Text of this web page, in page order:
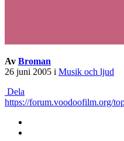
Av Broman
26 juni 2005 i Musik och ljud
Dela
https://forum.voodoofilm.org/